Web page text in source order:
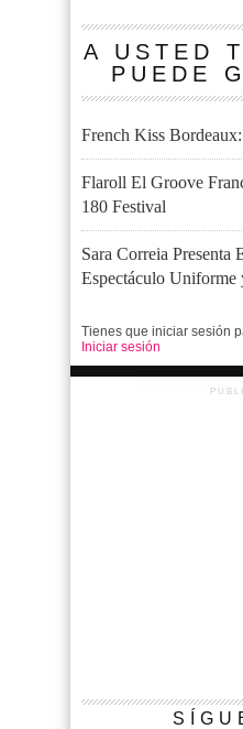
A USTED
PUEDE
French Kiss
Flaroll El Groove
180 Festival
Sara Correia Presenta
Espectáculo Uniforme
Tienes que iniciar sesión
Iniciar sesión